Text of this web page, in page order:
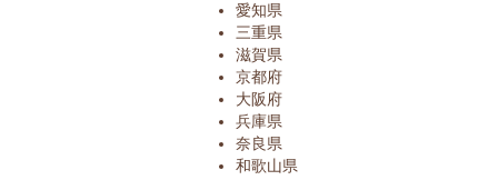
愛知県
三重県
滋賀県
京都府
大阪府
兵庫県
奈良県
和歌山県